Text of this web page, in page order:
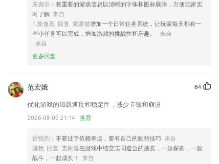
5,船舶详细信息查看，船舶类型、吃水、航速、吨位等
6,考试指南涵盖了执业医师考试大纲、考试速记、考试经验和考前必读版
块，细心为考生提供一些考试小贴士
unity18福瑞控游戏大全软件优势
2.·多媒体学习方式，便捷，友好的学习界面，无需培养2265用户使用习
惯就可轻松学习
3.考试分数和实际答题时间均和实际考试一致，真题卷模拟实际应试环
境，包括历年真题汇总
5.·帮助您比较以不同编程语言编写的每个示例的语法，并在选择语言时
作出经过深思熟虑的决定。
朱彪宗 ：将重要的游戏信息以清晰的字体和图标展示，方便玩家实
时了解 来自
1.柴逸亮 回复 窦露健增加一个日常任务系统，让玩家每天都有一
些小任务可以完成，增加游戏的挑战性和乐趣。
来自
来自
更多回复
64
范宏娥
优化游戏的加载速度和稳定性，减少卡顿和崩溃
2026-08-05 21:14 推荐
雷悦韵 ：不要过于依赖幸运，要有自己的独特技巧 来自
谦艳 回复 支树馨在游戏中结交志同道合的朋友，一起探索，一起
战斗，一起成长！
来自